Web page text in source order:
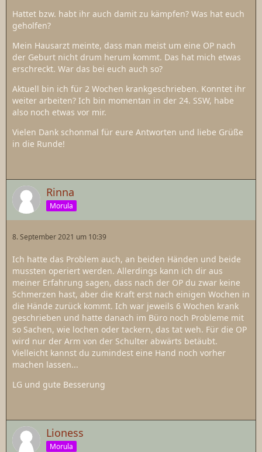
Hattet bzw. habt ihr auch damit zu kämpfen? Was hat euch
geholfen?
Mein Hausarzt meinte, dass man meist um eine OP nach
der Geburt nicht drum herum kommt. Das hat mich etwas
erschreckt. War das bei euch auch so?
Aktuell bin ich für 2 Wochen krankgeschrieben. Konntet ihr
weiter arbeiten? Ich bin momentan in der 24. SSW, habe
also noch etwas vor mir.
Vielen Dank schonmal für eure Antworten und liebe Grüße
in die Runde!
Rinna
Morula
8. September 2021 um 10:39
Ich hatte das Problem auch, an beiden Händen und beide
mussten operiert werden. Allerdings kann ich dir aus
meiner Erfahrung sagen, dass nach der OP du zwar keine
Schmerzen hast, aber die Kraft erst nach einigen Wochen in
die Hände zurück kommt. Ich war jeweils 6 Wochen krank
geschrieben und hatte danach im Büro noch Probleme mit
so Sachen, wie lochen oder tackern, das tat weh. Für die OP
wird nur der Arm von der Schulter abwärts betäubt.
Vielleicht kannst du zumindest eine Hand noch vorher
machen lassen...
LG und gute Besserung
Lioness
Morula